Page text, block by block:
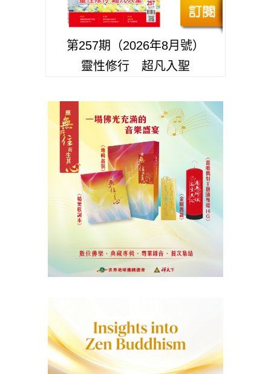
第257期（2026年8月號）
靈性修行 超凡入聖